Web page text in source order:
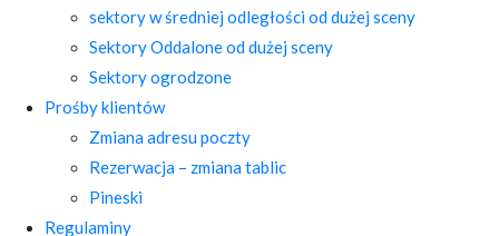
sektory w średniej odległości od dużej sceny
Sektory Oddalone od dużej sceny
Sektory ogrodzone
Prośby klientów
Zmiana adresu poczty
Rezerwacja – zmiana tablic
Pineski
Regulaminy